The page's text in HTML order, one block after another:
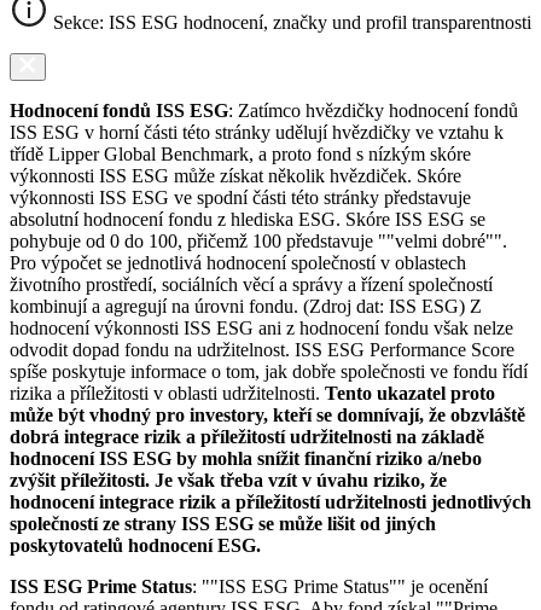
Sekce: ISS ESG hodnocení, značky und profil transparentnosti
Hodnocení fondů ISS ESG: Zatímco hvězdičky hodnocení fondů
ISS ESG v horní části této stránky udělují hvězdičky ve vztahu k
třídě Lipper Global Benchmark, a proto fond s nízkým skóre
výkonnosti ISS ESG může získat několik hvězdiček. Skóre
výkonnosti ISS ESG ve spodní části této stránky představuje
absolutní hodnocení fondu z hlediska ESG. Skóre ISS ESG se
pohybuje od 0 do 100, přičemž 100 představuje ""velmi dobré"".
Pro výpočet se jednotlivá hodnocení společností v oblastech
životního prostředí, sociálních věcí a správy a řízení společností
kombinují a agregují na úrovni fondu. (Zdroj dat: ISS ESG) Z
hodnocení výkonnosti ISS ESG ani z hodnocení fondu však nelze
odvodit dopad fondu na udržitelnost. ISS ESG Performance Score
spíše poskytuje informace o tom, jak dobře společnosti ve fondu řídí
rizika a příležitosti v oblasti udržitelnosti. Tento ukazatel proto
může být vhodný pro investory, kteří se domnívají, že obzvláště
dobrá integrace rizik a příležitostí udržitelnosti na základě
hodnocení ISS ESG by mohla snížit finanční riziko a/nebo
zvýšit příležitosti. Je však třeba vzít v úvahu riziko, že
hodnocení integrace rizik a příležitostí udržitelnosti jednotlivých
společností ze strany ISS ESG se může lišit od jiných
poskytovatelů hodnocení ESG.
ISS ESG Prime Status: ""ISS ESG Prime Status"" je ocenění